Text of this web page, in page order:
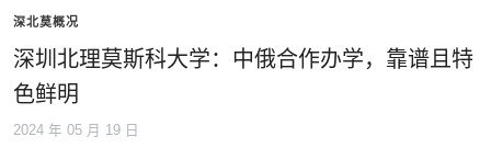
深北莫概况
深圳北理莫斯科大学：中俄合作办学，靠谱且特
色鲜明
2024 年 05 月 19 日